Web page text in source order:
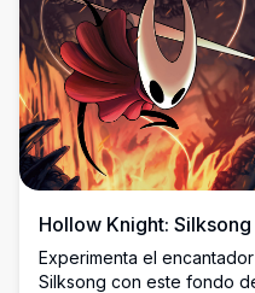
Hollow Knight:
Experimenta el
Silksong con este fondo